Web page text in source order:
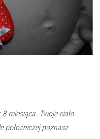
miesiąca. Twoje ciało
położniczej poznasz